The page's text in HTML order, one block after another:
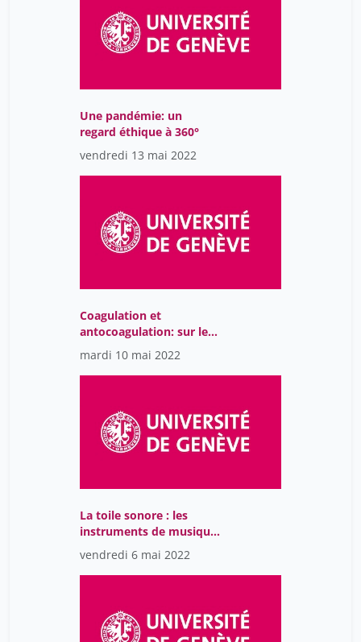
Une pandémie: un
regard éthique à 360°
vendredi 13 mai 2022
Coagulation et
antocoagulation: sur le
fil du rasoir
mardi 10 mai 2022
La toile sonore : les
instruments de musique
dans la peinture (16e-17e
s.)
vendredi 6 mai 2022